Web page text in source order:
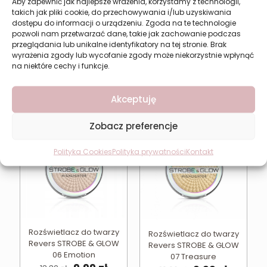
takich jak pliki cookie, do przechowywania i/lub uzyskiwania
dostępu do informacji o urządzeniu. Zgoda na te technologie
pozwoli nam przetwarzać dane, takie jak zachowanie podczas
przeglądania lub unikalne identyfikatory na tej stronie. Brak
wyrażenia zgody lub wycofanie zgody może niekorzystnie wpłynąć
na niektóre cechy i funkcje.
Akceptuję
Zobacz preferencje
Polityka CookiesPolityka prywatnościKontakt
04 Harmony
13,32zł Pierwotna
cena
wynosiła:
13,32 zł.
9,99złAktualna
cena
wynosi:
9,99 zł.
Najniższa cena w ciągu
ostatnich 30 dni:9,99zł
Dodaj do koszyka
05 Magic
13,32zł Pierwotna
cena
wynosiła:
13,32 zł.
9,99zł
cena
9,99 zł.
Najniższa cena w ciągu
ostatnich 30 dni:9,99
Dodaj do koszyka
Rozświetlacz do twarzy
Revers STROBE & GLOW
06 Emotion
W PROMOCJI
Rozświetlacz do twarzy
Revers STROBE & GLOW
07 Treasure